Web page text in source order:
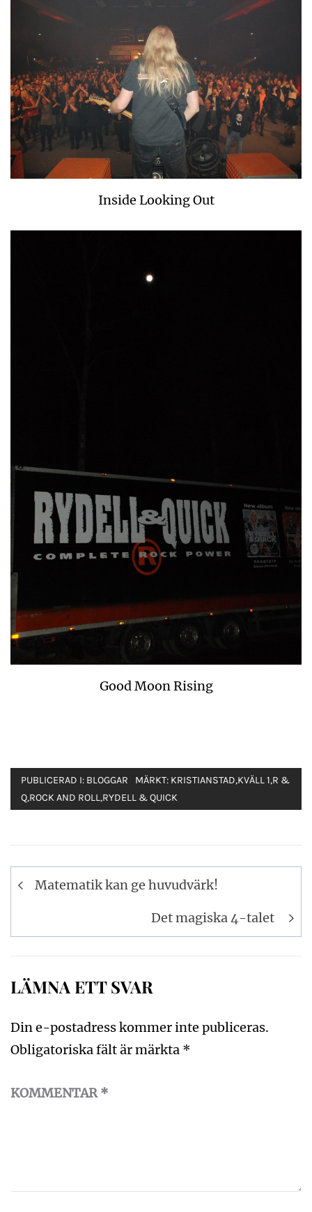
Inside Looking Out
Good Moon Rising
PUBLICERAD I: BLOGGAR MÄRKT: KRISTIANSTAD,KVÄLL 1,R &
Q,ROCK AND ROLL,RYDELL & QUICK
Inläggsnavigering
Matematik kan ge huvudvärk!
Det magiska 4-talet
LÄMNA ETT SVAR
Din e-postadress kommer inte publiceras.
Obligatoriska fält är märkta *
KOMMENTAR*